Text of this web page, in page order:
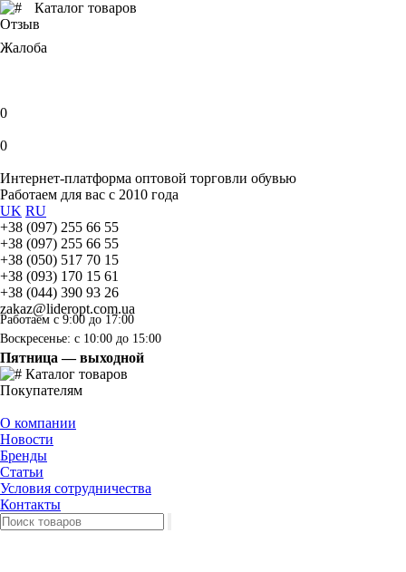
Каталог товаров
Отзыв
Жалоба
0
0
Интернет-платформа оптовой торговли обувью
Работаем для вас с 2010 года
UK RU
+38 (097) 255 66 55
+38 (097) 255 66 55
+38 (050) 517 70 15
+38 (093) 170 15 61
+38 (044) 390 93 26
zakaz@lideropt.com.ua
Работаем с 9:00 до 17:00
Воскресенье: с 10:00 до 15:00
Пятница — выходной
Каталог товаров
Покупателям
О компании
Новости
Бренды
Статьи
Условия сотрудничества
Контакты